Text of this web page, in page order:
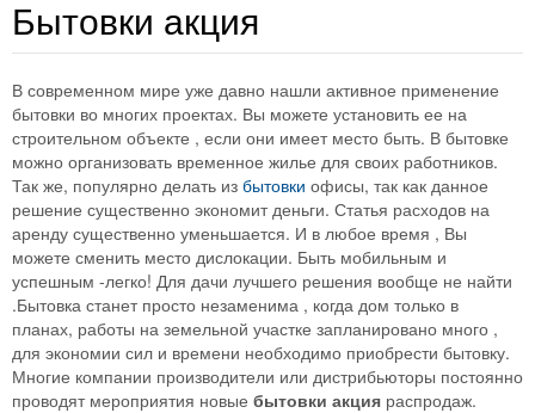
Бытовки акция
В современном мире уже давно нашли активное применение
бытовки во многих проектах. Вы можете установить ее на
строительном объекте , если они имеет место быть. В бытовке
можно организовать временное жилье для своих работников.
Так же, популярно делать из бытовки офисы, так как данное
решение существенно экономит деньги. Статья расходов на
аренду существенно уменьшается. И в любое время , Вы
можете сменить место дислокации. Быть мобильным и
успешным -легко! Для дачи лучшего решения вообще не найти
.Бытовка станет просто незаменима , когда дом только в
планах, работы на земельной участке запланировано много ,
для экономии сил и времени необходимо приобрести бытовку.
Многие компании производители или дистрибьюторы постоянно
проводят мероприятия новые бытовки акция распродаж.